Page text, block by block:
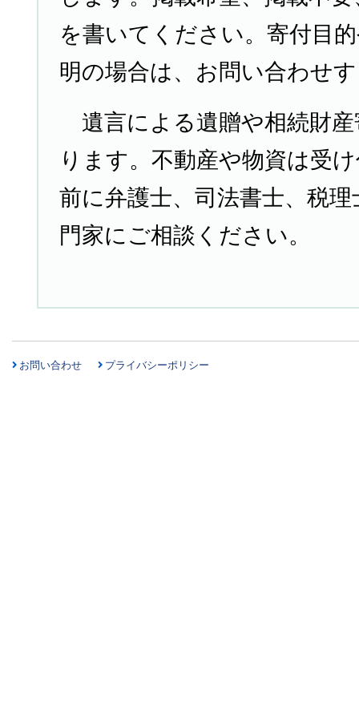
を書いてください。寄付目
明の場合は、お問い合わせ
遺言による遺贈や相続財
ります。不動産や物資は受
前に弁護士、司法書士、税
門家にご相談ください。
お問い合わせ プライバシーポリシー